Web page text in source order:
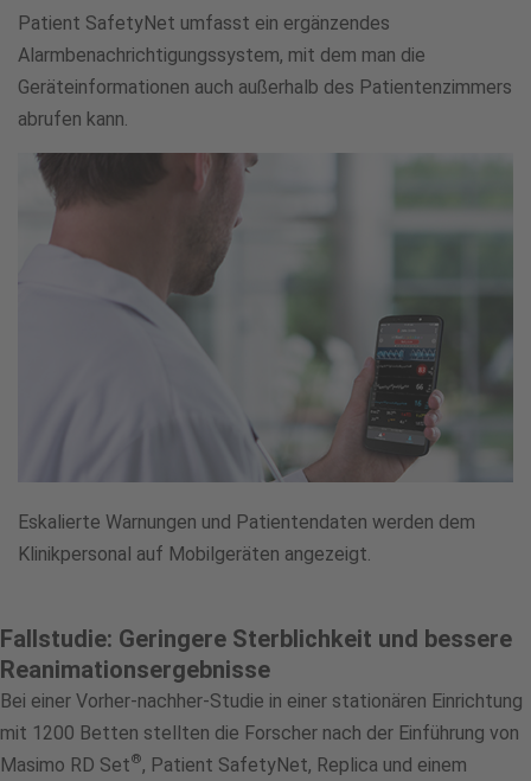
Patient SafetyNet umfasst ein ergänzendes
Alarmbenachrichtigungssystem, mit dem man die
Geräteinformationen auch außerhalb des Patientenzimmers
abrufen kann.
Eskalierte Warnungen und Patientendaten werden dem
Klinikpersonal auf Mobilgeräten angezeigt.
Fallstudie: Geringere Sterblichkeit und bessere
Reanimationsergebnisse
Bei einer Vorher-nachher-Studie in einer stationären Einrichtung
mit 1200 Betten stellten die Forscher nach der Einführung von
Masimo RD Set®, Patient SafetyNet, Replica und einem